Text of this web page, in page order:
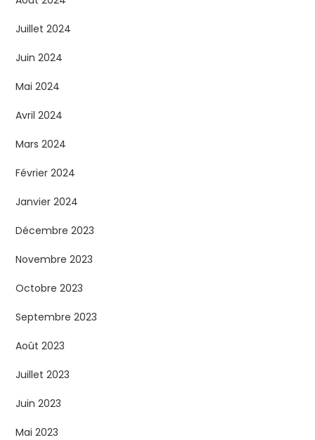
Juillet 2024
Juin 2024
Mai 2024
Avril 2024
Mars 2024
Février 2024
Janvier 2024
Décembre 2023
Novembre 2023
Octobre 2023
Septembre 2023
Août 2023
Juillet 2023
Juin 2023
Mai 2023